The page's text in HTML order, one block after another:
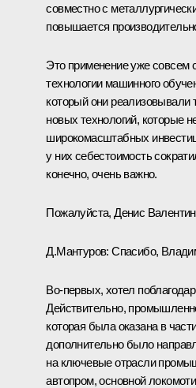
совместно с
повышается
Это применение уже совсем
технологии машинного
который они реализовывали
новых технологий, которые
широкомасштабных
у них себестоимость
конечно, очень важно.
Пожалуйста, Денис
Д.Мантуров:Спасибо,
Во-первых, хотел
Действительно,
которая была оказана в
дополнительно было
на ключевые отрасли
автопром, основной